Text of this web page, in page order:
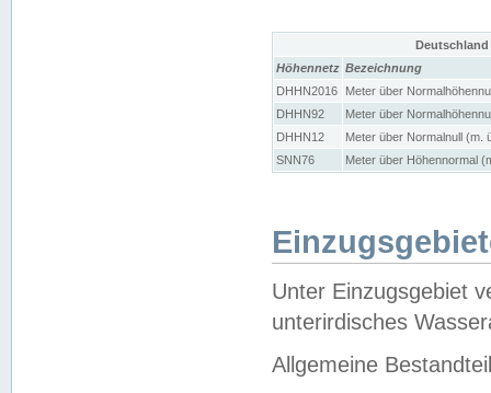
Höhennetz Bezeichnung
DHHN2016
Meter über
DHHN92
Meter über
DHHN12
Meter über Normalnull (m.
SNN76
Meter über Höhennormal
Unter Einzugsgebiet
unterirdisches
Allgemeine